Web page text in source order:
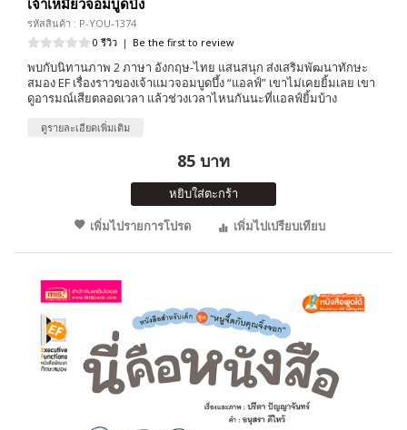
เจ้าเหมียวจอมบูดบึ้ง
รหัสสินค้า : P-YOU-1374
0 รีวิว | Be the first to review
พบกับนิทานภาพ 2 ภาษา อังกฤษ-ไทย แสนสนุก ส่งเสริมพัฒนาทักษะ
สมอง EF เรื่องราวของเจ้าแมวจอมบูดบึ้ง “แอลฟ์” เขาไม่เคยยิ้มเลย เขา
ดูอารมณ์เสียตลอดเวลา แล้วช่วงเวลาไหนกันนะที่เเอลฟ์ยิ้มบ้าง
ดูรายละเอียดเพิ่มเติม
85 บาท
หยิบใส่ตะกร้า
เพิ่มไปรายการโปรด
เพิ่มไปเปรียบเทียบ